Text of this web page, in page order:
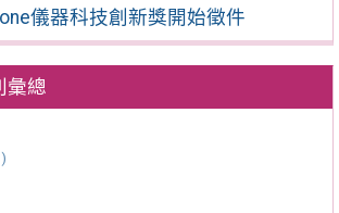
儀器科技創新獎開始徵件
彙總